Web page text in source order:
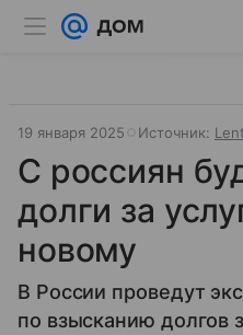
19 января 2025 Источник:
С россиян
долги за
новому
В России проведут
по взысканию долгов